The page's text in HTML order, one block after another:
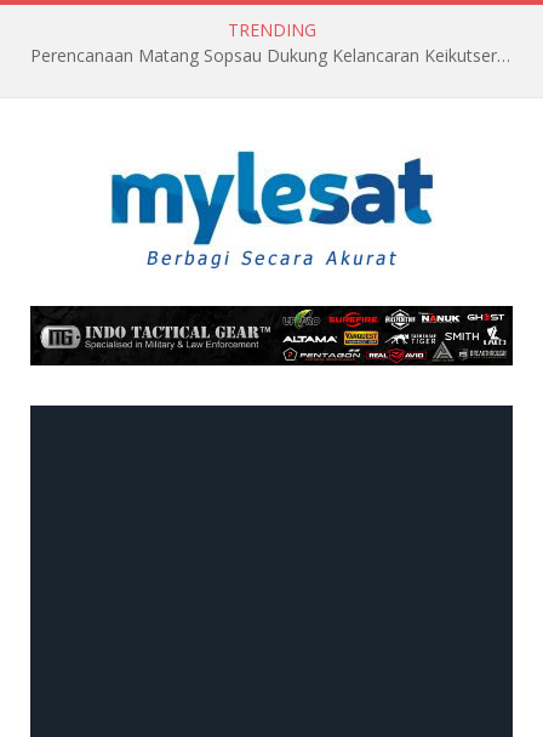
TRENDING
Perencanaan Matang Sopsau Dukung Kelancaran Keikutsertaan TNI AU di Pitch Black 2026